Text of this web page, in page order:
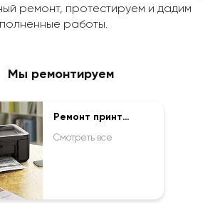
ремонт, протестируем и дадим
работы.
Мы ремонтируем
Ремонт принтеров
Смотреть все